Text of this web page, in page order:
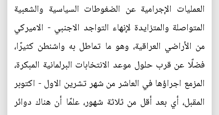
العمليات الإجرامية عن الضغوطات السياسية والشعبية
المتواصلة والمتزايدة لإنهاء التواجد الاجنبي - الاميركي
من الأراضي العراقية، وهو ما تماطل به واشنطن كثيرًا،
فضلًا عن قرب حلول موعد الانتخابات البرلمانية المبكرة،
المزمع اجراؤها في العاشر من شهر تشرين الاول - اكتوبر
المقبل، أي بعد أقل من ثلاثة شهور، علمًا أن هناك دوائر